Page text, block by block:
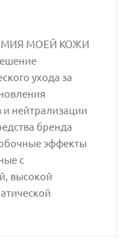
ХИМИЯ МОЕЙ КОЖИ
ухода за
нейтрализации
бренда
эффекты
с
высокой